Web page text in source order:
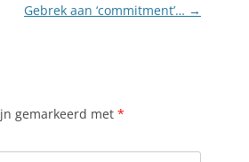
Gebrek aan ‘commitment’… →
gemarkeerd met *